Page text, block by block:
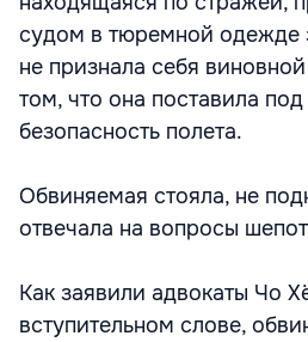
судом в тюремной одежде
не признала себя
том, что она поставила под
безопасность полета.
Обвиняемая стояла, не
отвечала на вопросы
Как заявили адвокаты Чо
вступительном слове,